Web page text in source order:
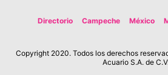
Directorio Campeche México
Copyright 2020. Todos los derechos
Acuario S.A. de